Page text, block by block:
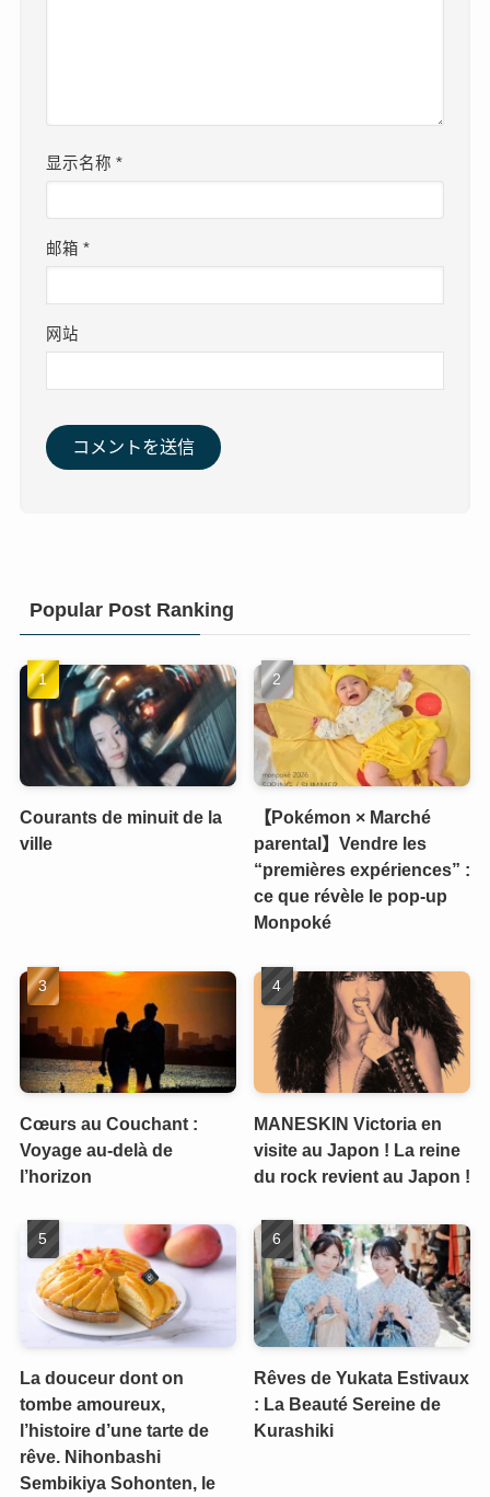
显示名称*
邮箱*
网站
Popular Post Ranking
Courants de minuit de la
ville
【Pokémon × Marché
parental】Vendre les
“premières expériences” :
ce que révèle le pop-up
Monpoké
Cœurs au Couchant :
Voyage au-delà de
l’horizon
MANESKIN Victoria en
visite au Japon ! La reine
du rock revient au Japon !
La douceur dont on
tombe amoureux,
l’histoire d’une tarte de
rêve. Nihonbashi
Sembikiya Sohonten, le
Rêves de Yukata Estivaux
: La Beauté Sereine de
Kurashiki